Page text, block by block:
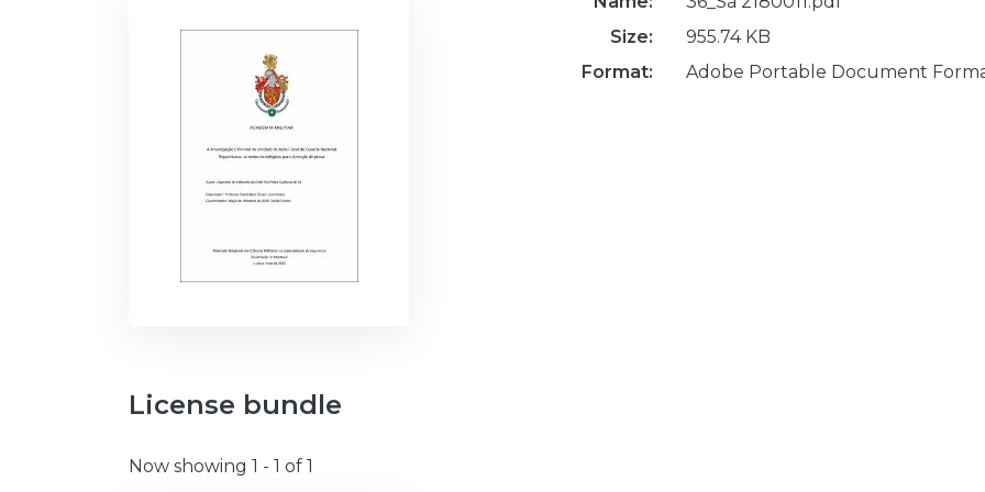
Size:
955.74 KB
Format:
Adobe Portable Document
License bundle
Now showing 1 - 1 of 1